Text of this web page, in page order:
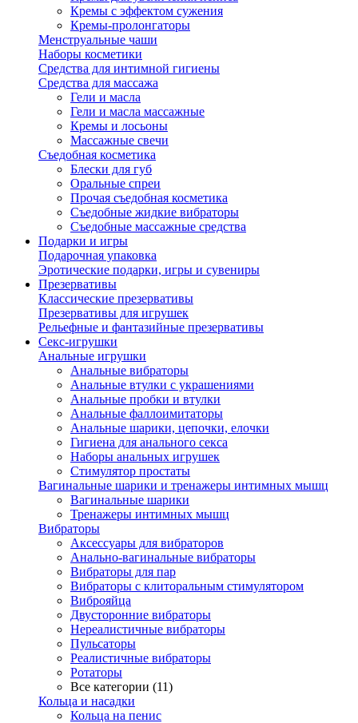
Кремы с эффектом сужения
Кремы-пролонгаторы
Менструальные чаши
Наборы косметики
Средства для интимной гигиены
Средства для массажа
Гели и масла
Гели и масла массажные
Кремы и лосьоны
Массажные свечи
Съедобная косметика
Блески для губ
Оральные спреи
Прочая съедобная косметика
Съедобные жидкие вибраторы
Съедобные массажные средства
Подарки и игры
Подарочная упаковка
Эротические подарки, игры и сувениры
Презервативы
Классические презервативы
Презервативы для игрушек
Рельефные и фантазийные презервативы
Секс-игрушки
Анальные игрушки
Анальные вибраторы
Анальные втулки с украшениями
Анальные пробки и втулки
Анальные фаллоимитаторы
Анальные шарики, цепочки, елочки
Гигиена для анального секса
Наборы анальных игрушек
Стимулятор простаты
Вагинальные шарики и тренажеры интимных мышц
Вагинальные шарики
Тренажеры интимных мышц
Вибраторы
Аксессуары для вибраторов
Анально-вагинальные вибраторы
Вибраторы для пар
Вибраторы с клиторальным стимулятором
Виброяйца
Двусторонние вибраторы
Нереалистичные вибраторы
Пульсаторы
Реалистичные вибраторы
Ротаторы
Все категории (11)
Кольца и насадки
Кольца на пенис